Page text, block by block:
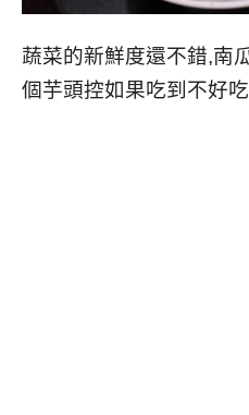
蔬菜的新鮮度還不錯,南
個芋頭控如果吃到不好